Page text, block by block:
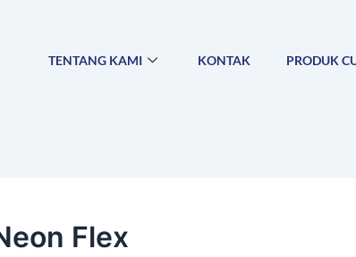
TENTANG KAMI KONTAK PRODUK
Flex